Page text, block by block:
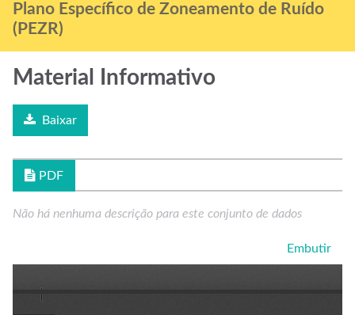
Plano Específico de Zoneamento de Ruído
(PEZR)
Material Informativo
Baixar
PDF
Não há nenhuma descrição para este conjunto de dados
Embutir